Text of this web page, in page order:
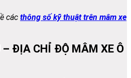
các thông số kỹ thuật trên mâm xe
– ĐỊA CHỈ ĐỘ MÂM XE Ô